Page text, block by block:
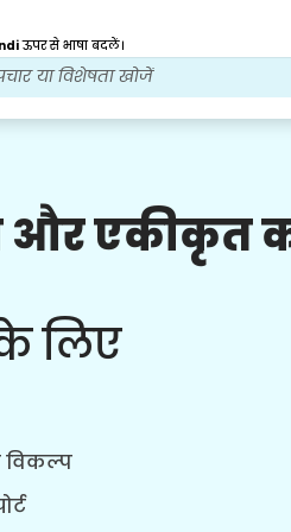
ऊपर से भाषा बदलें।
और एकीकृत
लिए